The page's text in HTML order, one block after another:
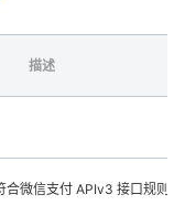
描述
合微信支付 APIv3 接口规则